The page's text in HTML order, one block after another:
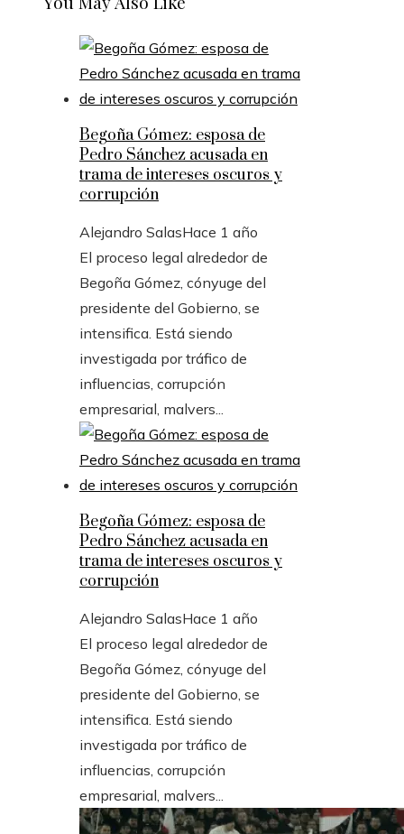
Begoña Gómez: esposa de
Pedro Sánchez acusada en
trama de intereses oscuros y
corrupción
Alejandro SalasHace 1 año
El proceso legal alrededor de
Begoña Gómez, cónyuge del
presidente del Gobierno, se
intensifica. Está siendo
investigada por tráfico de
influencias, corrupción
empresarial, malvers...
Begoña Gómez: esposa de
Pedro Sánchez acusada en
trama de intereses oscuros y
corrupción
Alejandro SalasHace 1 año
El proceso legal alrededor de
Begoña Gómez, cónyuge del
presidente del Gobierno, se
intensifica. Está siendo
investigada por tráfico de
influencias, corrupción
empresarial, malvers...